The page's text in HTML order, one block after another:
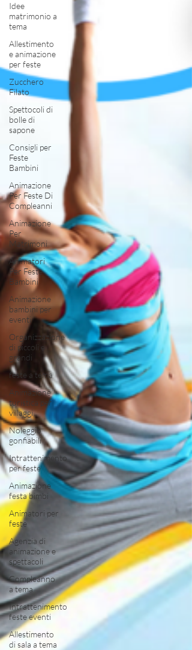
Idee
matrimonio a
tema
Allestimento
e animazione
per feste
Zucchero
Filato
Spettocoli di
bolle di
sapone
Consigli per
Feste
Bambini
Animazione
Per Feste Di
Compleanni
Animazione
Per
Matrimoni
Animatori
Per Feste
Bambini
Animazione
bambini per
eventi
Organizzazione
di piccoli e
grandi
feste a tema
Animazione
turistica per
villaggi
Noleggio
gonfiabili
Intrattenimento
per feste
Animazione
festa bimbi
Animatori per
feste
Agenzia di
animazione e
spettacoli
Compleanno
a tema
Intrattenimento
feste eventi
Allestimento
di sala a tema